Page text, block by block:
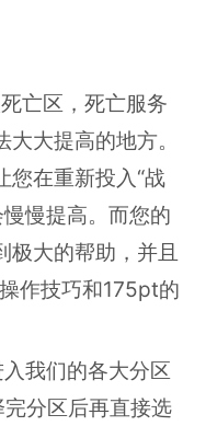
亡区，死亡服务
大提高的地方。
您在重新投入“战
慢提高。而您的
极大的帮助，并且
作技巧和175pt的
我们的各大分区
分区后再直接选